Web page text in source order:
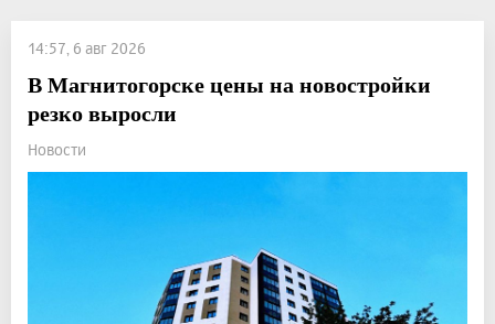
14:57, 6 авг 2026
В Магнитогорске цены на новостройки
резко выросли
Новости